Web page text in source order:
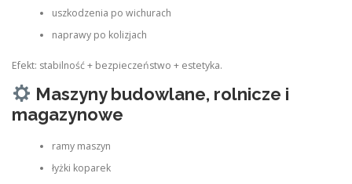
uszkodzenia po wichurach
naprawy po kolizjach
Efekt: stabilność + bezpieczeństwo + estetyka.
Maszyny budowlane, rolnicze i
magazynowe
ramy maszyn
łyżki koparek